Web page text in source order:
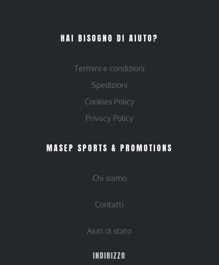
HAI BISOGNO DI AIUTO?
Termini e condizioni
Spedizioni
Cookies Policy
Privacy Policy
MASEP SPORTS & PROMOTIONS
Chi siamo
Contatti
Aiuti di stato
INDIRIZZO